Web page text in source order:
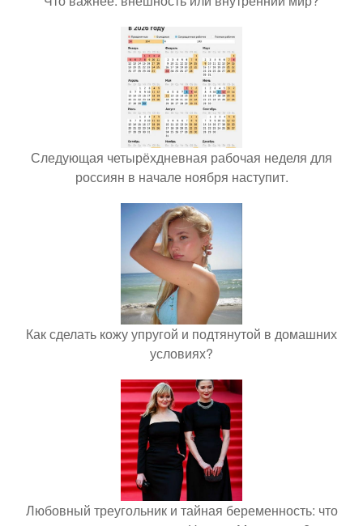
Следующая четырёхдневная рабочая неделя для
россиян в начале ноября наступит.
Как сделать кожу упругой и подтянутой в домашних
условиях?
Любовный треугольник и тайная беременность: что